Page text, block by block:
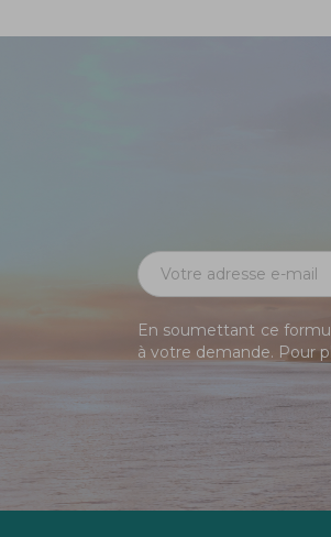
En soumettant ce
à votre demande. Pour